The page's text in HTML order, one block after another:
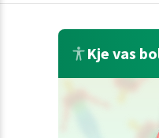
Kje vas